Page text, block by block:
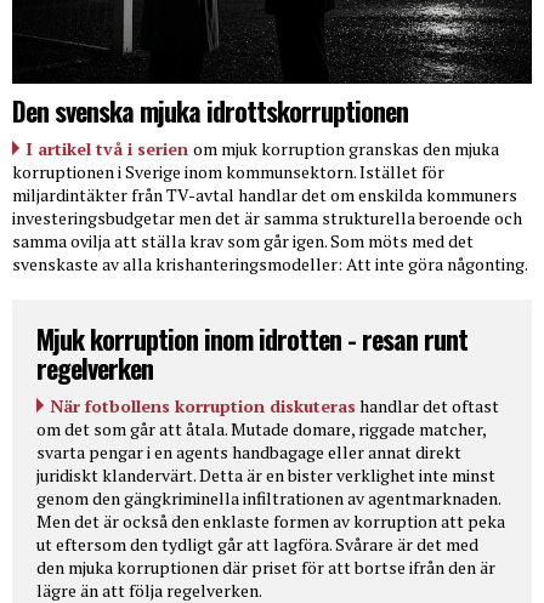
Den svenska mjuka idrottskorruptionen
I artikel två i serien om mjuk korruption granskas den mjuka
korruptionen i Sverige inom kommunsektorn. Istället för
miljardintäkter från TV-avtal handlar det om enskilda kommuners
investeringsbudgetar men det är samma strukturella beroende och
samma ovilja att ställa krav som går igen. Som möts med det
svenskaste av alla krishanteringsmodeller: Att inte göra någonting.
Mjuk korruption inom idrotten - resan runt
regelverken
När fotbollens korruption diskuteras handlar det oftast
om det som går att åtala. Mutade domare, riggade matcher,
svarta pengar i en agents handbagage eller annat direkt
juridiskt klandervärt. Detta är en bister verklighet inte minst
genom den gängkriminella infiltrationen av agentmarknaden.
Men det är också den enklaste formen av korruption att peka
ut eftersom den tydligt går att lagföra. Svårare är det med
den mjuka korruptionen där priset för att bortse ifrån den är
lägre än att följa regelverken.